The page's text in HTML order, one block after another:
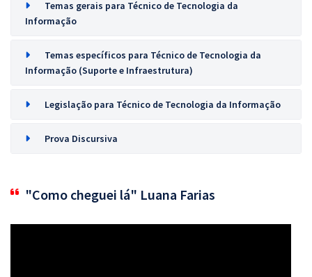
Temas gerais para Técnico de Tecnologia da
Informação
Temas específicos para Técnico de Tecnologia da
Informação (Suporte e Infraestrutura)
Legislação para Técnico de Tecnologia da Informação
Prova Discursiva
"Como cheguei lá" Luana Farias